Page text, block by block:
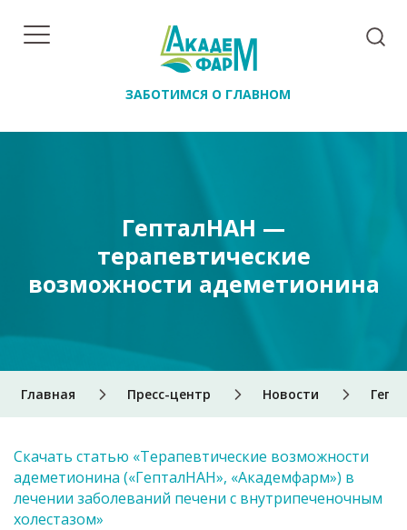
ЗАБОТИМСЯ О ГЛАВНОМ
Главная Пресс-центр Новости
ГепталНАН —
терапевтические
возможности адеметионина
Скачать статью «Терапевтические возможности
адеметионина («ГепталНАН», «Академфарм») в
лечении заболеваний печени с внутрипеченочным
холестазом»